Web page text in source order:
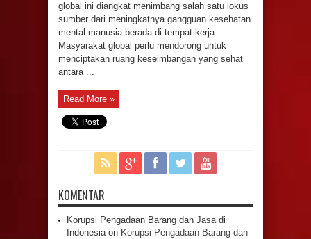
global ini diangkat menimbang salah satu lokus
sumber dari meningkatnya gangguan kesehatan
mental manusia berada di tempat kerja.
Masyarakat global perlu mendorong untuk
menciptakan ruang keseimbangan yang sehat
antara ...
Read More »
KOMENTAR
Korupsi Pengadaan Barang dan Jasa di
Indonesiaon Korupsi Pengadaan Barang dan